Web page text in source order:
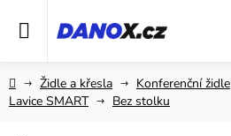
DomůŽidle a křesla Konferenční židle
Lavice SMART
Bez stolku